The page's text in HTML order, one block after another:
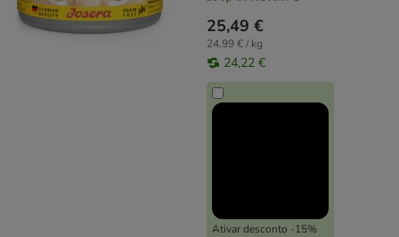
25,49 €
24,99 € / kg
24,22 €
Ativar desconto -15%